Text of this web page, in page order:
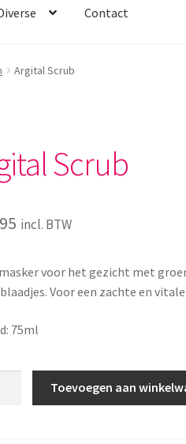
Contact
Argital Scrub
Scrub
incl. BTW
voor het gezicht met
Voor een zachte en
75ml
Toevoegen aan